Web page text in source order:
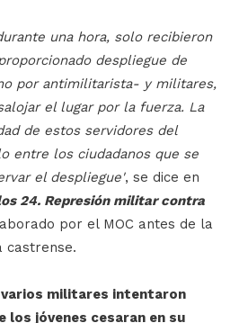
una hora, solo recibieron
despliegue de
por antimilitarista- y militares,
el lugar por la fuerza. La
de estos servidores del
entre los ciudadanos que se
el despliegue', se dice en
24. Represión militar contra
por el MOC antes de la
castrense.
varios militares intentaron
los jóvenes cesaran en su